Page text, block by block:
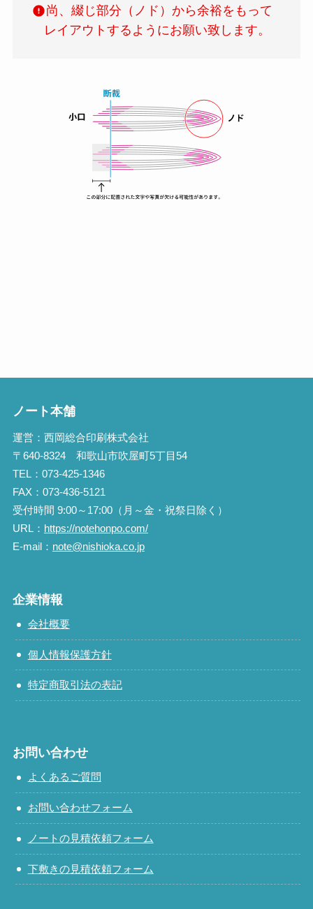
尚、綴じ部分（ノド）から余裕をもって
レイアウトするようにお願い致します。
ノート本舗
運営：西岡総合印刷株式会社
〒640-8324 和歌山市吹屋町5丁目54
TEL：073-425-1346
FAX：073-436-5121
受付時間 9:00～17:00（月～金・祝祭日除く）
URL： https://notehonpo.com/
E-mail： note@nishioka.co.jp
企業情報
会社概要
個人情報保護方針
特定商取引法の表記
お問い合わせ
よくあるご質問
お問い合わせフォーム
ノートの見積依頼フォーム
下敷きの見積依頼フォーム